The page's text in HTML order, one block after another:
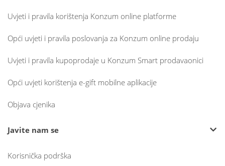
Uvjeti i pravila korištenja Konzum online platforme
Opći uvjeti i pravila poslovanja za Konzum online prodaju
Uvjeti i pravila kupoprodaje u Konzum Smart prodavaonici
Opći uvjeti korištenja e-gift mobilne aplikacije
Objava cjenika
Javite nam se
Korisnička podrška